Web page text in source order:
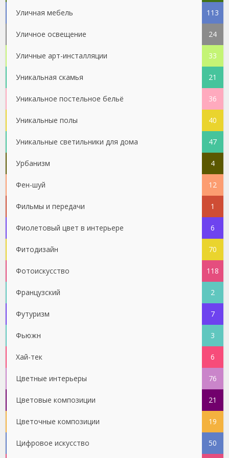
Уличная мебель 113
Уличное освещение 24
Уличные арт-инсталляции 33
Уникальная скамья 21
Уникальное постельное бельё 36
Уникальные полы 40
Уникальные светильники для дома 47
Урбанизм 4
Фен-шуй 12
Фильмы и передачи 1
Фиолетовый цвет в интерьере 6
Фитодизайн 70
Фотоискусство 118
Французский 2
Футуризм 7
Фьюжн 3
Хай-тек 6
Цветные интерьеры 76
Цветовые композиции 21
Цветочные композиции 19
Цифровое искусство 50